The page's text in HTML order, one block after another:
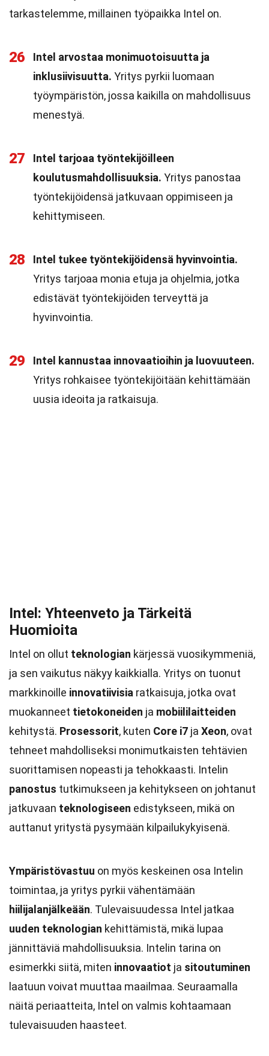
tarkastelemme, millainen työpaikka Intel on.
26
Intel arvostaa monimuotoisuutta ja
inklusiivisuutta. Yritys pyrkii luomaan
työympäristön, jossa kaikilla on mahdollisuus
menestyä.
27
Intel tarjoaa työntekijöilleen
koulutusmahdollisuuksia. Yritys panostaa
työntekijöidensä jatkuvaan oppimiseen ja
kehittymiseen.
28
Intel tukee työntekijöidensä hyvinvointia.
Yritys tarjoaa monia etuja ja ohjelmia, jotka
edistävät työntekijöiden terveyttä ja
hyvinvointia.
29
Intel kannustaa innovaatioihin ja luovuuteen.
Yritys rohkaisee työntekijöitään kehittämään
uusia ideoita ja ratkaisuja.
Intel: Yhteenveto ja Tärkeitä
Huomioita
Intel on ollut teknologian kärjessä vuosikymmeniä,
ja sen vaikutus näkyy kaikkialla. Yritys on tuonut
markkinoille innovatiivisia ratkaisuja, jotka ovat
muokanneet tietokoneiden ja mobiililaitteiden
kehitystä. Prosessorit, kuten Core i7 ja Xeon, ovat
tehneet mahdolliseksi monimutkaisten tehtävien
suorittamisen nopeasti ja tehokkaasti. Intelin
panostus tutkimukseen ja kehitykseen on johtanut
jatkuvaan teknologiseen edistykseen, mikä on
auttanut yritystä pysymään kilpailukykyisenä.
Ympäristövastuu on myös keskeinen osa Intelin
toimintaa, ja yritys pyrkii vähentämään
hiilijalanjälkeään. Tulevaisuudessa Intel jatkaa
uuden teknologian kehittämistä, mikä lupaa
jännittäviä mahdollisuuksia. Intelin tarina on
esimerkki siitä, miten innovaatiot ja sitoutuminen
laatuun voivat muuttaa maailmaa. Seuraamalla
näitä periaatteita, Intel on valmis kohtaamaan
tulevaisuuden haasteet.